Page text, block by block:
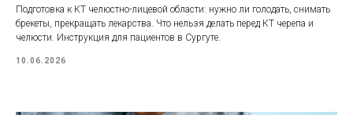
Подготовка к КТ челюстно-лицевой области: нужно ли голодать, снимать
брекеты, прекращать лекарства. Что нельзя делать перед КТ черепа и
челюсти. Инструкция для пациентов в Сургуте.
10.06.2026